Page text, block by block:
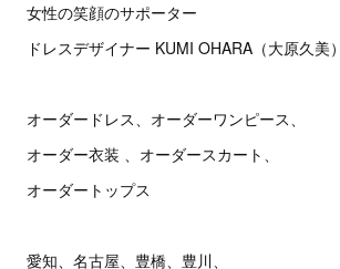
女性の笑顔のサポーター
ドレスデザイナー KUMI OHARA（大原久美）
オーダードレス、オーダーワンピース、
オーダー衣装 、オーダースカート、
オーダートップス
愛知、名古屋、豊橋、豊川、